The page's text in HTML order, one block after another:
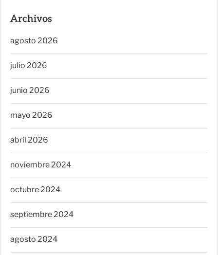
Archivos
agosto 2026
julio 2026
junio 2026
mayo 2026
abril 2026
noviembre 2024
octubre 2024
septiembre 2024
agosto 2024